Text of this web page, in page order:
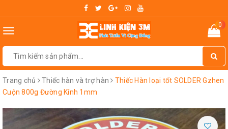
Toggle
0
Trang chủ Thiếc hàn và trợ hàn
Thiếc Hàn loại tốt SOLDER Gzhen
Cuộn 800g Đường Kính 1mm